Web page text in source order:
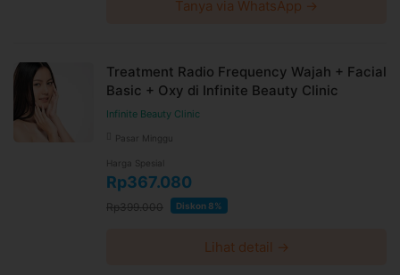
Tanya via WhatsApp →
Treatment Radio Frequency Wajah + Facial
Basic + Oxy di Infinite Beauty Clinic
Infinite Beauty Clinic
Pasar Minggu
Harga Spesial
Rp367.080
Rp399.000 Diskon 8%
Lihat detail →